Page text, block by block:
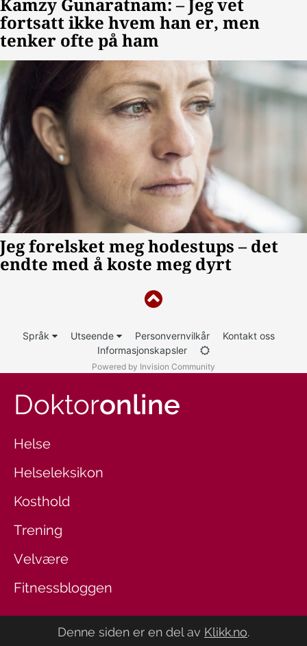
Språk Utseende Personvernvilkår
Kontakt oss
Informasjonskapsler
Powered by Invision Community
Doktoronline
Helse
Helseleksikon
Kosthold
Trening
Velvære
Fitnessbloggen
Denne siden er en del av Klikk.no.